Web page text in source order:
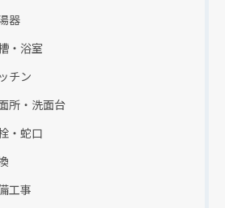
器
・浴室
チン
所・洗面台
・蛇口
工事